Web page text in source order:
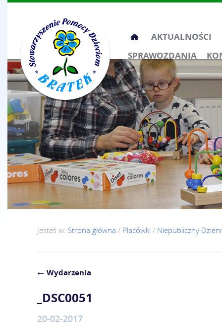
Przeskocz
do
treści
AKTUALNOŚCI
SPRAWOZDANIA
Jesteś w: Strona główna / Placówki / Niepubliczny
← Wydarzenia
_DSC0051
20-02-2017